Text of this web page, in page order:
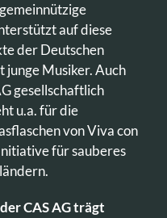
auf diese
der Deutschen
Musiker. Auch
gesellschaftlich
u.a. für die
von Viva con
für sauberes
CAS AG trägt